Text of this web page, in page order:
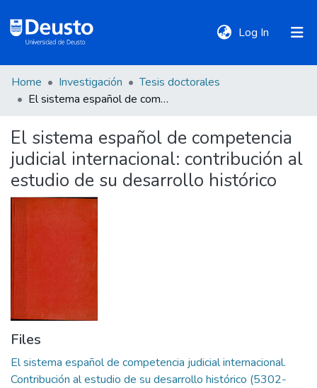
Log In (current)
DeustoTeka
Communities
&
Collections
Policies
Home Investigación
Tesis doctorales
El sistema español de competencia judicial internacional: contribución al estudio de su desarrollo histórico
El sistema español de competencia
judicial internacional: contribución al
estudio de su desarrollo histórico
Files
El sistema español de competencia judicial internacional.
Contribución al estudio de su desarrollo histórico (5302-